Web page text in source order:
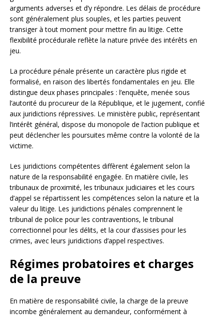
arguments adverses et d’y répondre. Les délais de procédure
sont généralement plus souples, et les parties peuvent
transiger à tout moment pour mettre fin au litige. Cette
flexibilité procédurale reflète la nature privée des intérêts en
jeu.
La procédure pénale présente un caractère plus rigide et
formalisé, en raison des libertés fondamentales en jeu. Elle
distingue deux phases principales : l’enquête, menée sous
l’autorité du procureur de la République, et le jugement, confié
aux juridictions répressives. Le ministère public, représentant
l’intérêt général, dispose du monopole de l’action publique et
peut déclencher les poursuites même contre la volonté de la
victime.
Les juridictions compétentes diffèrent également selon la
nature de la responsabilité engagée. En matière civile, les
tribunaux de proximité, les tribunaux judiciaires et les cours
d’appel se répartissent les compétences selon la nature et la
valeur du litige. Les juridictions pénales comprennent le
tribunal de police pour les contraventions, le tribunal
correctionnel pour les délits, et la cour d’assises pour les
crimes, avec leurs juridictions d’appel respectives.
Régimes probatoires et charges
de la preuve
En matière de responsabilité civile, la charge de la preuve
incombe généralement au demandeur, conformément à